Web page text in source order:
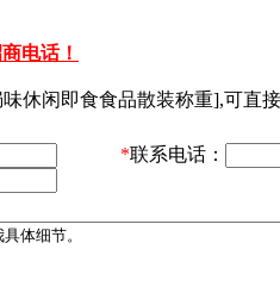
电话！
休闲即食食品散装称重],可直
*联系电话：